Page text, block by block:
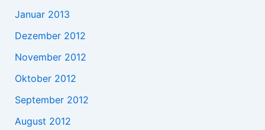
Januar 2013
Dezember 2012
November 2012
Oktober 2012
September 2012
August 2012